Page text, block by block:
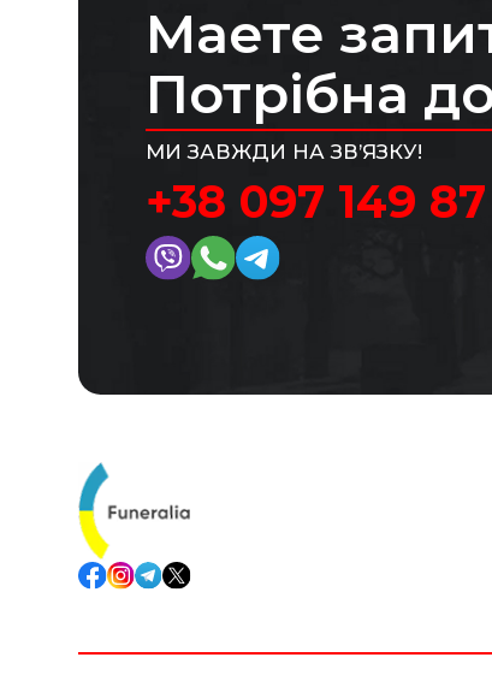
Маете
Потрібна
МИ ЗАВЖДИ НА ЗВ’ЯЗКУ!
+38 097 149